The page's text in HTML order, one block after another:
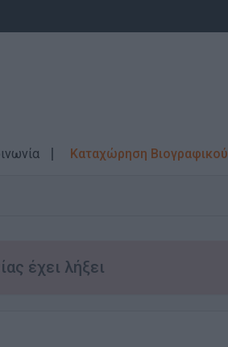
Καταχώρηση Βιογραφικού
έχει λήξει